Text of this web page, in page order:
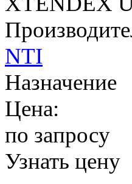
NTI
Назначение
Цена:
по запросу
Узнать цену